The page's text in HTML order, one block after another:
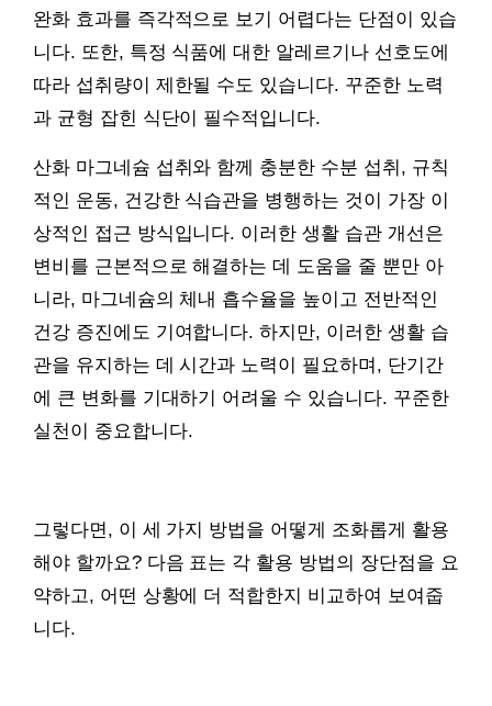
완화 효과를 즉각적으로 보기 어렵다는 단점이 있습
니다. 또한, 특정 식품에 대한 알레르기나 선호도에
따라 섭취량이 제한될 수도 있습니다. 꾸준한 노력
과 균형 잡힌 식단이 필수적입니다.
산화 마그네슘 섭취와 함께 충분한 수분 섭취, 규칙
적인 운동, 건강한 식습관을 병행하는 것이 가장 이
상적인 접근 방식입니다. 이러한 생활 습관 개선은
변비를 근본적으로 해결하는 데 도움을 줄 뿐만 아
니라, 마그네슘의 체내 흡수율을 높이고 전반적인
건강 증진에도 기여합니다. 하지만, 이러한 생활 습
관을 유지하는 데 시간과 노력이 필요하며, 단기간
에 큰 변화를 기대하기 어려울 수 있습니다. 꾸준한
실천이 중요합니다.
그렇다면, 이 세 가지 방법을 어떻게 조화롭게 활용
해야 할까요? 다음 표는 각 활용 방법의 장단점을 요
약하고, 어떤 상황에 더 적합한지 비교하여 보여줍
니다.